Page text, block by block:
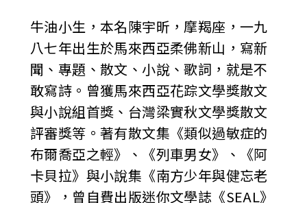
牛油小生，本名陳宇昕，摩羯座，一九
八七年出生於馬來西亞柔佛新山，寫新
聞、專題、散文、小說、歌詞，就是不
敢寫詩。曾獲馬來西亞花踪文學獎散文
與小說組首獎、台灣梁實秋文學獎散文
評審獎等。著有散文集《類似過敏症的
布爾喬亞之輕》、《列車男女》、《阿
卡貝拉》與小說集《南方少年與健忘老
頭》，曾自費出版迷你文學誌《SEAL》